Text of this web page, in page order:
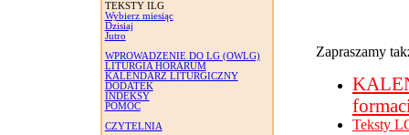
TEKSTY ILG
Wybierz miesiąc
Dzisiaj
Jutro
WPROWADZENIE DO LG (OWLG)
LITURGIA HORARUM
KALENDARZ LITURGICZNY
DODATEK
INDEKSY
POMOC
CZYTELNIA
Zapraszamy
Teksty